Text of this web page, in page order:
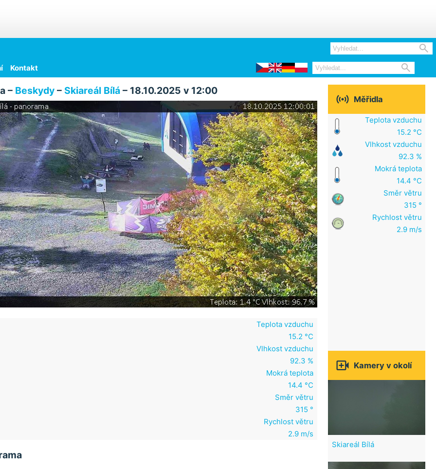

Kontakt 
– Beskydy– Skiareál Bílá– 18.10.2025 v 12:00
Teplota vzduchu
15.2 °C
Vlhkost vzduchu
92.3 %
Mokrá teplota
14.4 °C
Směr větru
315 °
Rychlost větru
2.9 m/s
 Měřidla
Teplota vzduchu
15.2 °C
Vlhkost vzduchu
92.3 %
Mokrá teplota
14.4 °C
Směr větru
315 °
Rychlost větru
2.9 m/s
 Kamery v okolí
Skiareál Bílá